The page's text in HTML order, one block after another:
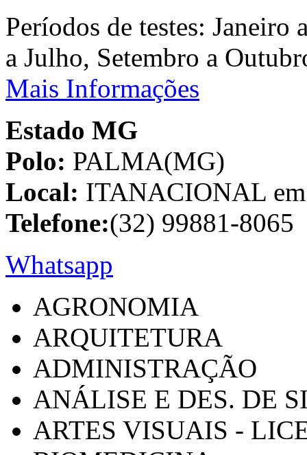
Períodos de testes:
a Julho, Setembro a
Mais Informações
Estado MG
Polo: PALMA(MG)
Local: ITANACIONAL
Telefone:(32) 99881-8065
Whatsapp
AGRONOMIA
ARQUITETURA
ADMINISTRAÇÃO
ANÁLISE E DES. DE
ARTES VISUAIS -